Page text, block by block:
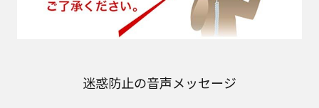
迷惑防止の音声メッセージ